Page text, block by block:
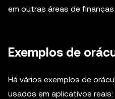
em outras áreas de
Exemplos de
Há vários exemplos de
usados em aplicativos reais: